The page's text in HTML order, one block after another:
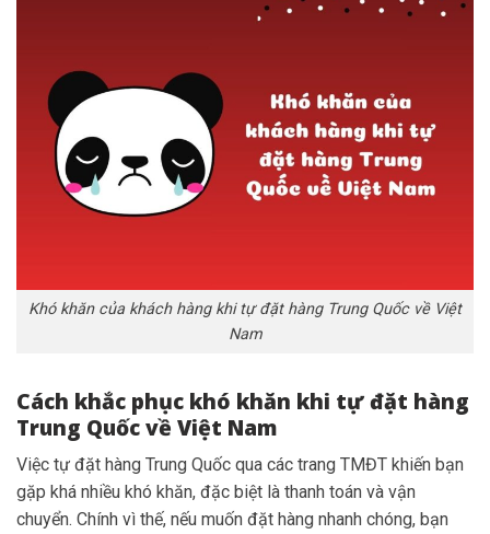
Khó khăn của khách hàng khi tự đặt hàng Trung Quốc về Việt
Nam
Cách khắc phục khó khăn khi tự đặt hàng
Trung Quốc về Việt Nam
Việc tự đặt hàng Trung Quốc qua các trang TMĐT khiến bạn
gặp khá nhiều khó khăn, đặc biệt là thanh toán và vận
chuyển. Chính vì thế, nếu muốn đặt hàng nhanh chóng, bạn